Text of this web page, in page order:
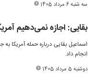
سه شنبه 6 مرداد 1405
بقایی: اجازه نمی‌دهیم
اسماعیل بقایی درباره حمله آمریکا
انجام داد.
دوشنبه 5 مرداد 1405